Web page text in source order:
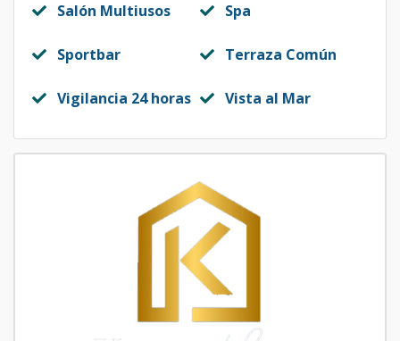
Salón Multiusos Spa
Sportbar Terraza Común
Vigilancia 24 horas Vista al Mar